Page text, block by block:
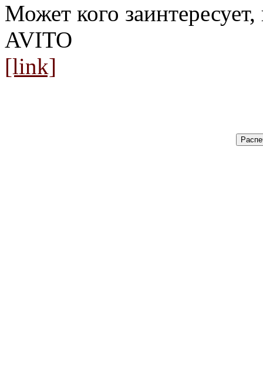
Может кого
AVITO
[link]